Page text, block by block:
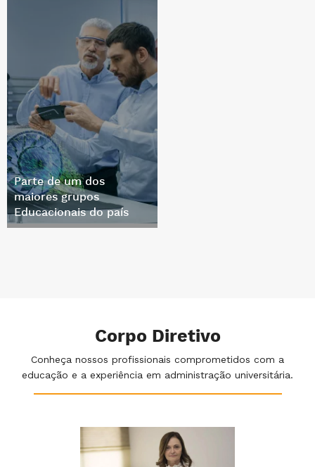
Parte de um dos
maiores grupos
Educacionais do país
Corpo Diretivo
Conheça nossos profissionais comprometidos com a
educação e a experiência em administração universitária.